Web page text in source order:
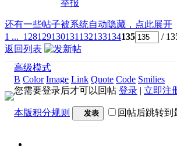
举报
还有一些帖子被系统自动隐藏，点此展开
1 ... 128129130131 132133134135
/
返回列表
高级模式
B Color Image Link Quote Code Smilies
您需要登录后才可以回帖 登录 | 立即注
本版积分规则 发表 回帖后跳转到